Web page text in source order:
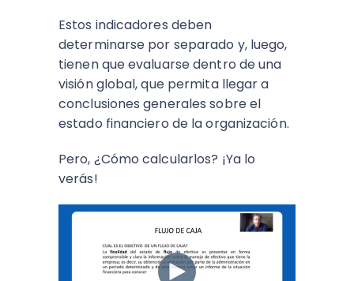
Estos indicadores deben
determinarse por separado y, luego,
tienen que evaluarse dentro de una
visión global, que permita llegar a
conclusiones generales sobre el
estado financiero de la organización.
Pero, ¿Cómo calcularlos? ¡Ya lo
verás!